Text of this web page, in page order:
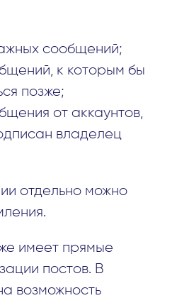
сообщений;
к которым бы
позже;
от аккаунтов,
владелец
отдельно можно
имеет прямые
постов. В
возможность